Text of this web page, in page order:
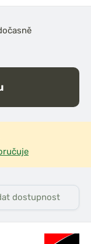
dostupnost